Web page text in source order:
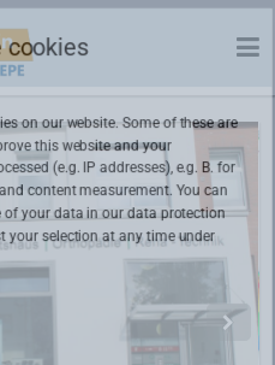
cookies
on our website. Some of these are
this website and your
(e.g. IP addresses), e.g. B. for
content measurement. You can
of your data in ourdata protection
your selection at any time under